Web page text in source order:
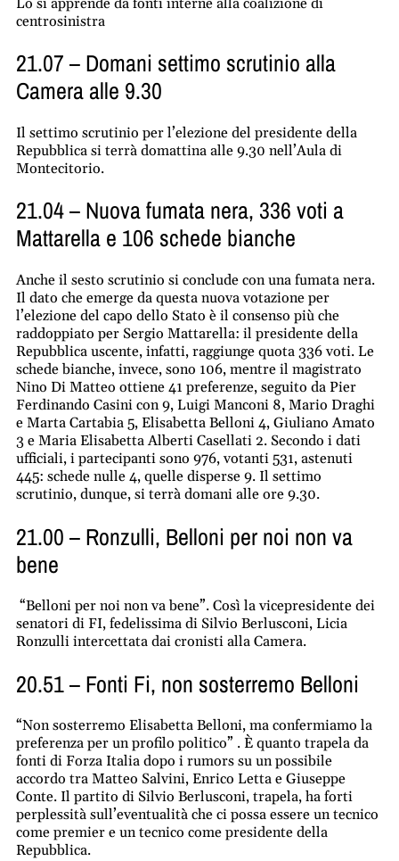
centrosinistra
21.07 – Domani settimo scrutinio alla
Camera alle 9.30
Il settimo scrutinio per l’elezione del presidente della
Repubblica si terrà domattina alle 9.30 nell’Aula di
Montecitorio.
21.04 – Nuova fumata nera, 336 voti a
Mattarella e 106 schede bianche
Anche il sesto scrutinio si conclude con una fumata nera.
Il dato che emerge da questa nuova votazione per
l’elezione del capo dello Stato è il consenso più che
raddoppiato per Sergio Mattarella: il presidente della
Repubblica uscente, infatti, raggiunge quota 336 voti. Le
schede bianche, invece, sono 106, mentre il magistrato
Nino Di Matteo ottiene 41 preferenze, seguito da Pier
Ferdinando Casini con 9, Luigi Manconi 8, Mario Draghi
e Marta Cartabia 5, Elisabetta Belloni 4, Giuliano Amato
3 e Maria Elisabetta Alberti Casellati 2. Secondo i dati
ufficiali, i partecipanti sono 976, votanti 531, astenuti
445: schede nulle 4, quelle disperse 9. Il settimo
scrutinio, dunque, si terrà domani alle ore 9.30.
21.00 – Ronzulli, Belloni per noi non va
bene
“Belloni per noi non va bene”. Così la vicepresidente dei
senatori di FI, fedelissima di Silvio Berlusconi, Licia
Ronzulli intercettata dai cronisti alla Camera.
20.51 – Fonti Fi, non sosterremo Belloni
“Non sosterremo Elisabetta Belloni, ma confermiamo la
preferenza per un profilo politico” . È quanto trapela da
fonti di Forza Italia dopo i rumors su un possibile
accordo tra Matteo Salvini, Enrico Letta e Giuseppe
Conte. Il partito di Silvio Berlusconi, trapela, ha forti
perplessità sull’eventualità che ci possa essere un tecnico
come premier e un tecnico come presidente della
Repubblica.